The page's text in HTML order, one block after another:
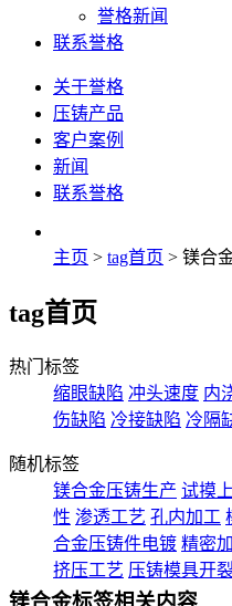
誉格新闻
联系誉格
关于誉格
压铸产品
客户案例
新闻
联系誉格
主页 > tag首页 > 镁合
tag首页
热门标签
缩眼缺陷 冲头速度 内
伤缺陷 冷接缺陷 冷隔
随机标签
镁合金压铸生产 试摸
性 渗透工艺 孔内加工
合金压铸件电镀 精密
挤压工艺 压铸模具开